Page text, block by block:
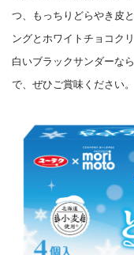
つ、もっちりどらやき皮
ングとホワイトチョコク
白いブラックサンダーな
で、ぜひご賞味ください。